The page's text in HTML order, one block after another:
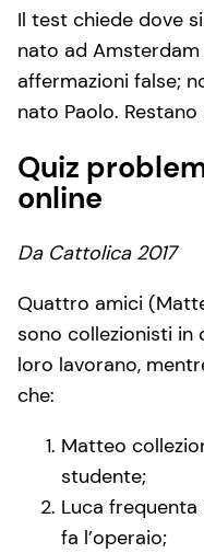
Il test chiede dove
nato ad Amsterdam
affermazioni false;
nato Paolo. Restano
Quiz
online
Da Cattolica 2017
Quattro amici
sono collezionisti in
loro lavorano,
che:
Matteo
studente;
Luca
fa l’operaio;